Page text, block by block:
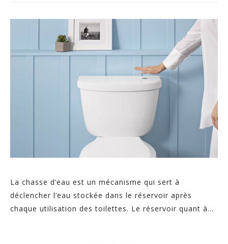
La chasse d’eau est un mécanisme qui sert à
déclencher l’eau stockée dans le réservoir après
chaque utilisation des toilettes. Le réservoir quant à...